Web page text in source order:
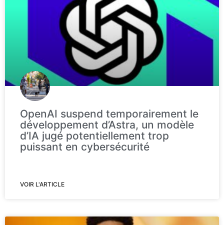
OpenAI suspend temporairement le
développement d’Astra, un modèle
d’IA jugé potentiellement trop
puissant en cybersécurité
VOIR L'ARTICLE